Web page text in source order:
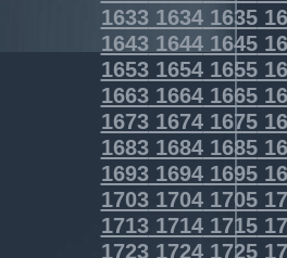
163316341635
164316441645
165316541655
166316641665
167316741675
168316841685
169316941695
170317041705
171317141715
172317241725